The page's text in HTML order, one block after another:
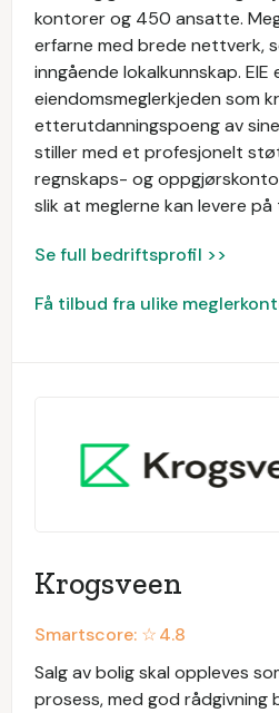
kontorer og 450 ansatte.
erfarne med brede nettverk,
inngående lokalkunnskap. EIE
eiendomsmeglerkjeden som
etterutdanningspoeng av sine
stiller med et profesjonelt
regnskaps- og
slik at meglerne kan levere
Se full bedriftsprofil >>
Få tilbud fra ulike
Krogsveen
Smartscore: ☆4.8
Salg av bolig skal oppleves
prosess, med god rådgivning